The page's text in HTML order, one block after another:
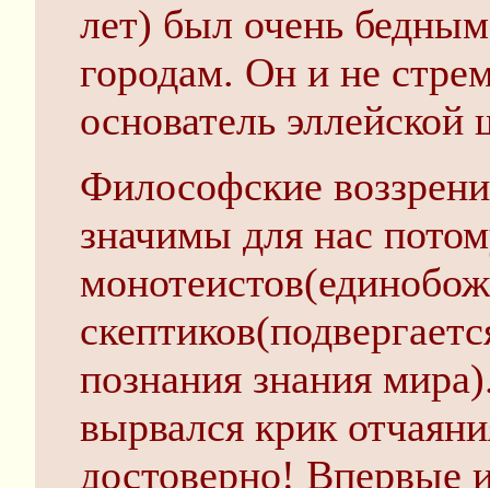
лет) был очень
городам. Он и не
основатель
Философские
значимы для нас
познания знания
вырвался крик
достоверно! Впервые